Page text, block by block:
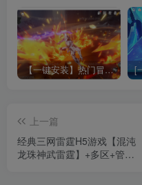
【一键安装】热门冒险策略类游戏崩坏：星穹铁道全新2.3版本一键端+一键代理+一键启动+免虚拟机
上一篇
经典三网雷霆H5游戏【混沌
龙珠神武雷霆】+多区+管理